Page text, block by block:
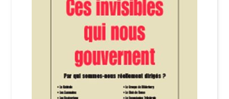
Login Customizer
Politique de confidentialité et cookies